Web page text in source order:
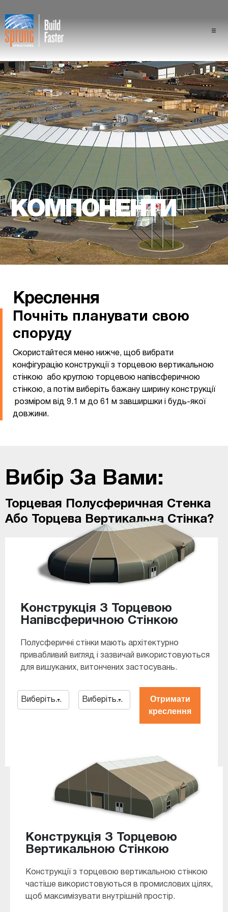
Галузі промисловості
Компоненти
Перевага конструкції
Професіонали
Про нас
КОМПОНЕНТИ
Креслення
Почніть планувати свою
споруду
Скористайтеся меню нижче, щоб вибрати
конфігурацію конструкції з торцевою вертикальною
стінкою або круглою торцевою напівсферичною
стінкою, а потім виберіть бажану ширину конструкції
розміром від 9.1 м до 61 м завширшки і будь-якої
довжини.
Вибір За Вами:
Торцевая Полусферичная Стенка
Або Торцева Вертикальна Стінка?
Конструкція З Торцевою
Напівсферичною Стінкою
Полусферичні стінки мають архітектурно
привабливий вигляд і зазвичай використовуються
для вишуканих, витончених застосувань.
Отримати
креслення
Конструкція З Торцевою
Вертикальною Стінкою
Конструкції з торцевою вертикальною стінкою
частіше використовуються в промислових цілях,
щоб максимізувати внутрішній простір.